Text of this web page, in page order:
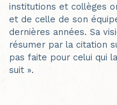
institutions et collèges
et de celle de son
dernières années. Sa
résumer par la citation
pas faite pour celui qui
suit ».